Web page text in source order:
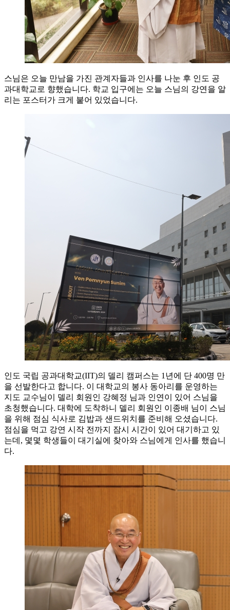
스님은 오늘 만남을 가진 관계자들과 인사를 나눈 후 인도 공
과대학교로 향했습니다. 학교 입구에는 오늘 스님의 강연을 알
리는 포스터가 크게 붙어 있었습니다.
인도 국립 공과대학교(IIT)의 델리 캠퍼스는 1년에 단 400명 만
을 선발한다고 합니다. 이 대학교의 봉사 동아리를 운영하는
지도 교수님이 델리 회원인 강혜정 님과 인연이 있어 스님을
초청했습니다. 대학에 도착하니 델리 회원인 이종배 님이 스님
을 위해 점심 식사로 김밥과 샌드위치를 준비해 오셨습니다.
점심을 먹고 강연 시작 전까지 잠시 시간이 있어 대기하고 있
는데, 몇몇 학생들이 대기실에 찾아와 스님에게 인사를 했습니
다.